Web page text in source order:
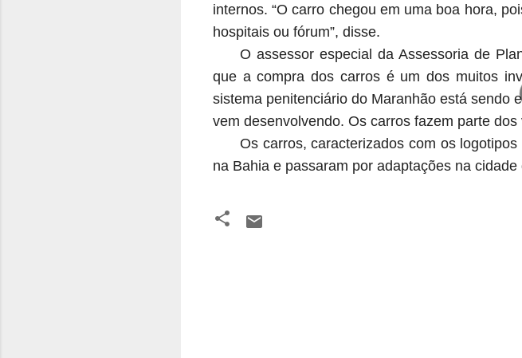
internos. “O carro chegou em uma boa hora,
hospitais ou fórum”, disse.
O assessor especial da Assessoria de
que a compra dos carros é um dos muitos
sistema penitenciário do Maranhão está sendo
vem desenvolvendo. Os carros fazem parte
Os carros, caracterizados com os
na Bahia e passaram por adaptações na cidade